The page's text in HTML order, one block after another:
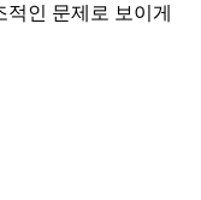
인 문제로 보이게